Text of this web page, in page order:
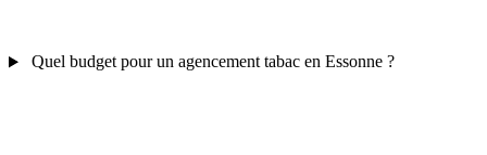
Quel budget pour un agencement tabac en Essonne ?